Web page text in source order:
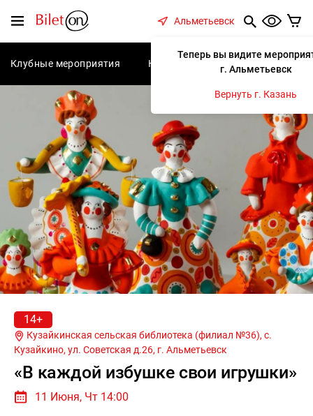
Меню
Альметьевск
Теперь вы видите
г. Альметьевск
Вернуть г. Казань
Клубные мероприятия Концерты Спектакли
14+
Кузайкино, ул. Советская д.26, г. Альметьевск
«В каждой избушке свои игрушки»
11 Июня, Чт 14:00